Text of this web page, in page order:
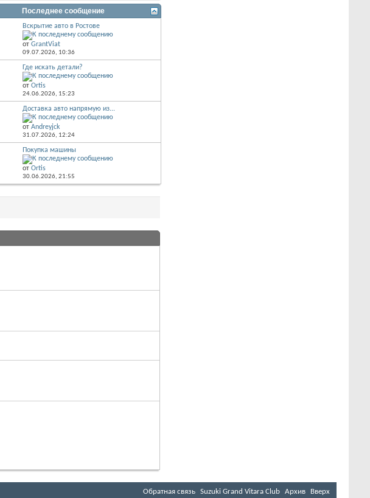
Последнее сообщение
Вскрытие авто в Ростове
отGrantViat
09.07.2026, 10:36
Где искать детали?
отOrtis
24.06.2026, 15:23
Доставка авто напрямую из...
отAndreyjck
31.07.2026, 12:24
Покупка машины
отOrtis
30.06.2026,21:55
Обратная связь Suzuki Grand Vitara Club Архив Вверх